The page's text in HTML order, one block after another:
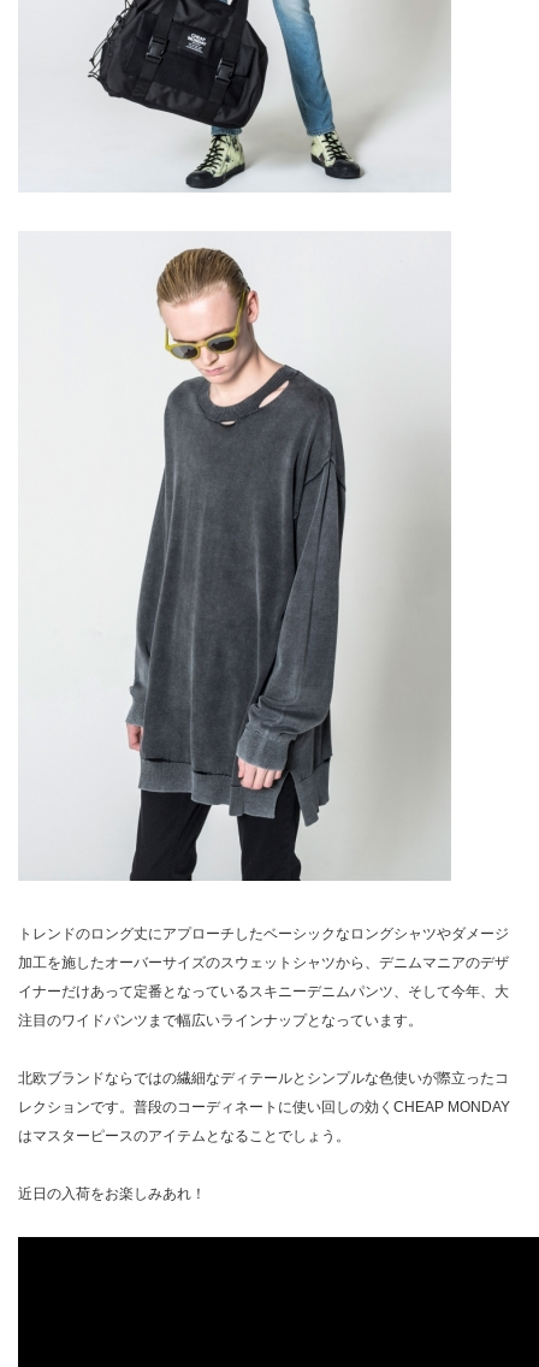
トレンドのロング丈にアプローチしたベーシックなロングシャツやダメージ
加工を施したオーバーサイズのスウェットシャツから、デニムマニアのデザ
イナーだけあって定番となっているスキニーデニムパンツ、そして今年、大
注目のワイドパンツまで幅広いラインナップとなっています。
北欧ブランドならではの繊細なディテールとシンプルな色使いが際立ったコ
レクションです。普段のコーディネートに使い回しの効くCHEAP MONDAY
はマスターピースのアイテムとなることでしょう。
近日の入荷をお楽しみあれ！